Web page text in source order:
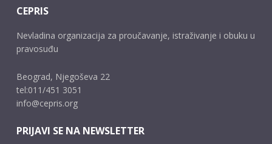
CEPRIS
Nevladina organizacija za proučavanje, istraživanje i obuku u
pravosuđu
Beograd, Njegoševa 22
tel:011/451 3051
info@cepris.org
PRIJAVI SE NA NEWSLETTER